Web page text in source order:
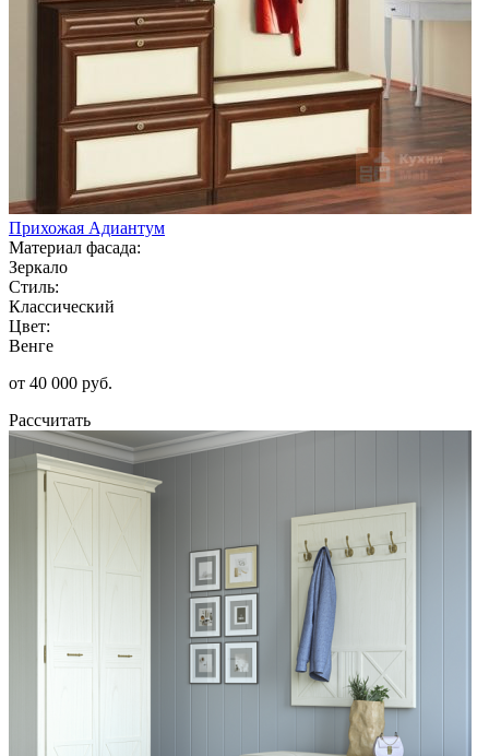
Прихожая Адиантум
Материал фасада:
Зеркало
Стиль:
Классический
Цвет:
Венге
от 40 000 руб.
Рассчитать